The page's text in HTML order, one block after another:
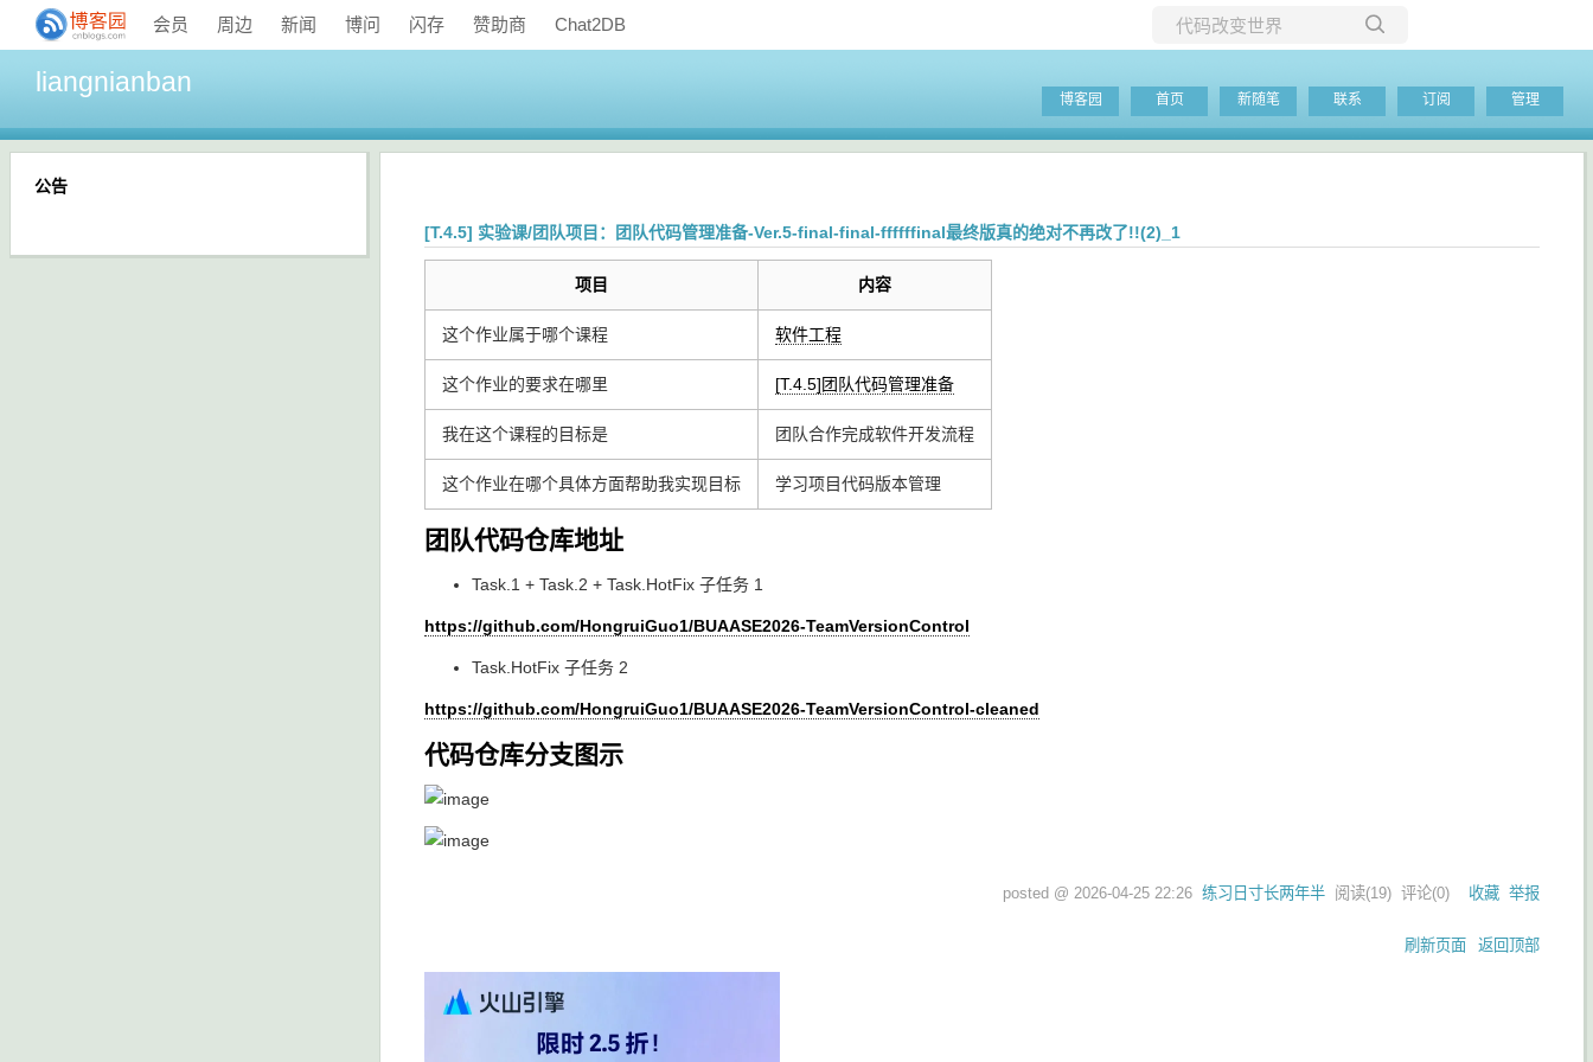
会员 周边 新闻 博问 闪存 赞助商 Chat2DB
当前博客
liangnianban
博客园 首页 新随笔 联系 订阅 管理
[T.4.5] 实验课/团队项目：团队代码管理准备-Ver.5-final-final-ffffffinal最终版真的绝对不再改了!!(2)_1
项目 内容
这个作业属于哪个课程 软件工程
这个作业的要求在哪里 [T.4.5]团队代码管理准备
我在这个课程的目标是 团队合作完成软件开发流程
这个作业在哪个具体方面帮助我实现目标 学习项目代码版本管理
团队代码仓库地址
Task.1 + Task.2 + Task.HotFix 子任务 1
https://github.com/HongruiGuo1/BUAASE2026-TeamVersionControl
Task.HotFix 子任务 2
https://github.com/HongruiGuo1/BUAASE2026-TeamVersionControl-cleaned
代码仓库分支图示
posted @ 2026-04-25 22:26 练习日寸长两年半 阅读(19) 评论(0) 收藏 举报
刷新页面 返回顶部
公告